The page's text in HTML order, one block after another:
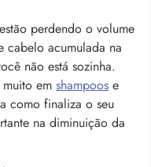
perdendo o volume
cabelo acumulada na
não está sozinha.
em shampoos e
como finaliza o seu
na diminuição da